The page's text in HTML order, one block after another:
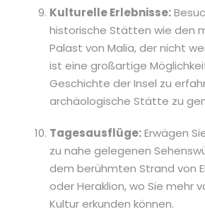
Kulturelle Erlebnisse:
historische Stätten wie den
Palast von Malia, der nicht
ist eine großartige
Geschichte der Insel zu
archäologische Stätte zu
Tagesausflüge:Erwägen
zu nahe gelegenen
dem berühmten Strand von
oder Heraklion, wo Sie mehr
Kultur erkunden können.